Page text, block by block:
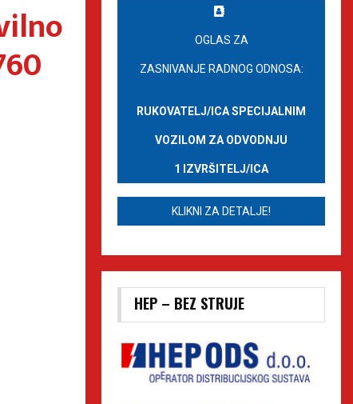
OGLAS ZA
ZASNIVANJE RADNOG ODNOSA:
RUKOVATELJ/ICA SPECIJALNIM
VOZILOM ZA ODVODNJU
1 IZVRŠITELJ/ICA
KLIKNI ZA DETALJE!
HEP – BEZ STRUJE